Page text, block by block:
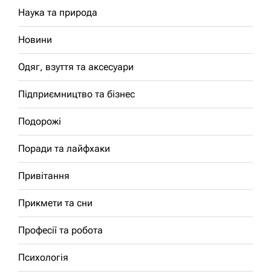
Наука та природа
Новини
Одяг, взуття та аксесуари
Підприємництво та бізнес
Подорожі
Поради та лайфхаки
Привітання
Прикмети та сни
Професії та робота
Психологія